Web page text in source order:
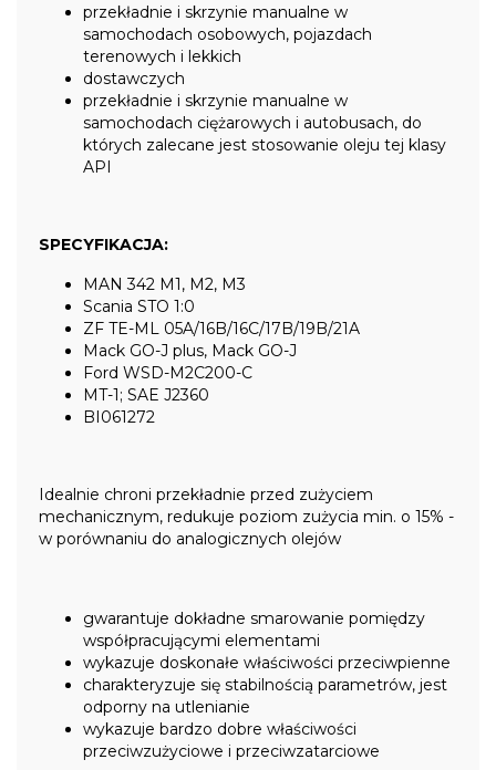
przekładnie i skrzynie manualne w
samochodach osobowych, pojazdach
terenowych i lekkich
dostawczych
przekładnie i skrzynie manualne w
samochodach ciężarowych i autobusach, do
których zalecane jest stosowanie oleju tej klasy
API
SPECYFIKACJA:
MAN 342 M1, M2, M3
Scania STO 1:0
ZF TE-ML 05A/16B/16C/17B/19B/21A
Mack GO-J plus, Mack GO-J
Ford WSD-M2C200-C
MT-1; SAE J2360
BI061272
Idealnie chroni przekładnie przed zużyciem
mechanicznym, redukuje poziom zużycia min. o 15% -
w porównaniu do analogicznych olejów
gwarantuje dokładne smarowanie pomiędzy
współpracującymi elementami
wykazuje doskonałe właściwości przeciwpienne
charakteryzuje się stabilnością parametrów, jest
odporny na utlenianie
wykazuje bardzo dobre właściwości
przeciwzużyciowe i przeciwzatarciowe